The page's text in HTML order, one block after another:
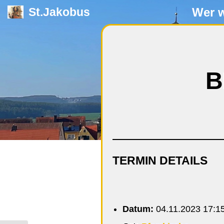
St.Jakobus Wer
TERMIN DETAILS
Datum: 04.11.2023